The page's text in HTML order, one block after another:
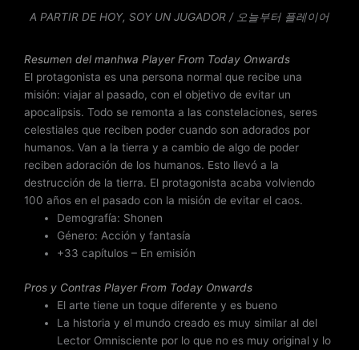
3
e
5
A PARTIR DE HOY, SOY UN JUGADOR / 오늘부터 플레이어
Resumen del manhwa Player From Today Onwards
El protagonista es una persona normal que recibe una
misión: viajar al pasado, con el objetivo de evitar un
apocalipsis. Todo se remonta a las constelaciones, seres
celestiales que reciben poder cuando son adorados por
humanos. Van a la tierra y a cambio de algo de poder
reciben adoración de los humanos. Esto llevó a la
destrucción de la tierra. El protagonista acaba volviendo
100 años en el pasado con la misión de evitar el caos.
Demografía: Shonen
Género: Acción y fantasía
+33 capítulos – En emisión
Pros y Contras Player From Today Onwards
El arte tiene un toque diferente y es bueno
La historia y el mundo creado es muy similar al del
Lector Omnisciente por lo que no es muy original y lo